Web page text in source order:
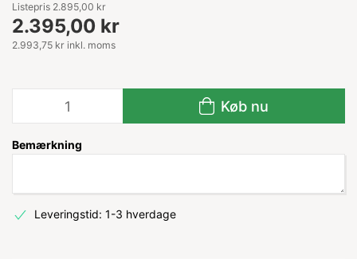
Listepris 2.895,00 kr
2.395,00 kr
2.993,75 kr inkl. moms
Køb nu
Bemærkning
Leveringstid: 1-3 hverdage